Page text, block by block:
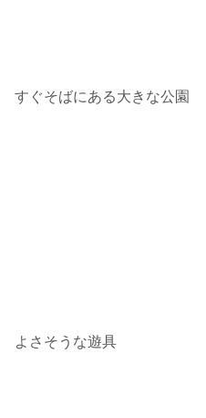
すぐそばにある大きな公園
よさそうな遊具